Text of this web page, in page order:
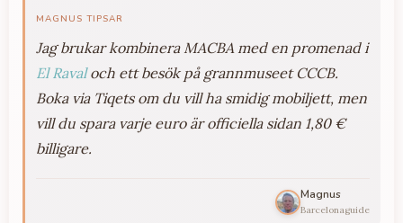
MAGNUS TIPSAR
Jag brukar kombinera MACBA med en promenad i
El Ravaloch ett besök på grannmuseet CCCB.
Boka via Tiqets om du vill ha smidig mobiljett, men
vill du spara varje euro är officiella sidan 1,80 €
billigare.
Magnus
Barcelonaguide